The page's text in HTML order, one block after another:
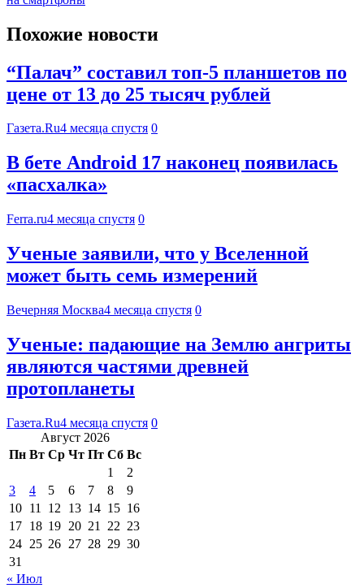
Похожие новости
“Палач” составил топ-5 планшетов по
цене от 13 до 25 тысяч рублей
Газета.Ru4 месяца спустя 0
В бете Android 17 наконец появилась
«пасхалка»
Ferra.ru4 месяца спустя 0
Ученые заявили, что у Вселенной
может быть семь измерений
Вечерняя Москва4 месяца спустя 0
Ученые: падающие на Землю ангриты
являются частями древней
протопланеты
Газета.Ru4 месяца спустя 0
Август 2026
Пн Вт Ср Чт Пт Сб Вс
1
2
3
4 5 6 7 8
9
10 11 12 13 14 15 16
17 18 19 20 21 22 23
24 25 26 27 28 29 30
31
« Июл